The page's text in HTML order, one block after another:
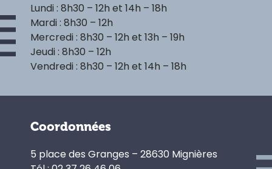
Lundi : 8h30 – 12h et 14h – 18h
Mardi : 8h30 – 12h
Mercredi : 8h30 – 12h et 13h – 19h
Jeudi : 8h30 – 12h
Vendredi : 8h30 – 12h et 14h – 18h
Coordonnées
5 place des Granges – 28630 Mignières